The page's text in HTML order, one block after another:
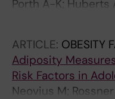
Porth A-K; Huberts
Forbes A;
D; Hopkins D;
Soderberg J; Eeg-
Delbecque L;
Leutner M; Simo R;
ARTICLE: OBESITY
Adiposity
Risk Factors in
Neovius M;